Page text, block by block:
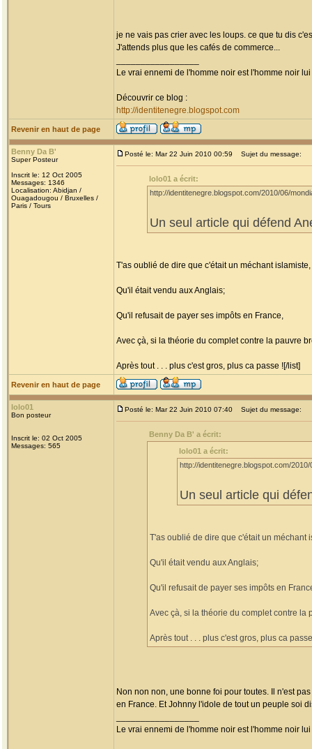
je ne vais pas crier avec les loups. ce que tu dis
J'attends plus que les cafés de commerce...
Le vrai ennemi de l'homme noir est l'homme noir
Découvrir ce blog :
http://identitenegre.blogspot.com
Revenir en haut de page
Benny Da B'
Super Posteur
Inscrit le: 12 Oct 2005
Messages: 1346
Localisation: Abidjan /
Ouagadougou / Bruxelles /
Paris / Tours
Posté le: Mar 22 Juin 2010 00:59 Sujet du message:
lolo01 a écrit:
http://identitenegre.blogspot.com/2010/06/
Un seul article qui défend
T'as oublié de dire que c'était un méchant islamiste,
Qu'il était vendu aux Anglais;
Qu'il refusait de payer ses impôts en France,
Avec çà, si la théorie du complet contre la pauvre
Après tout . . . plus c'est gros, plus ca passe ![/list]
Revenir en haut de page
lolo01
Bon posteur
Inscrit le: 02 Oct 2005
Messages: 565
Posté le: Mar 22 Juin 2010 07:40 Sujet du message:
Benny Da B' a écrit:
lolo01 a écrit:
http://identitenegre.blogspot.com/
Un seul article qui
T'as oublié de dire que c'était un méchant
Qu'il était vendu aux Anglais;
Qu'il refusait de payer ses impôts en
Avec çà, si la théorie du complet contre la
Après tout . . . plus c'est gros, plus ca
Non non non, une bonne foi pour toutes. Il n'est
en France. Et Johnny l'idole de tout un peuple soi
Le vrai ennemi de l'homme noir est l'homme noir